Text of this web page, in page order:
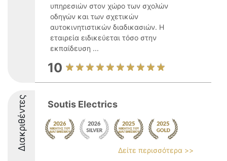
υπηρεσιών στον χώρο των σχολών
οδηγών και των σχετικών
αυτοκινητιστικών διαδικασιών. Η
εταιρεία ειδικεύεται τόσο στην
εκπαίδευση ...
10
Διακριθέντες Soutis Electrics
Δείτε περισσότερα >>